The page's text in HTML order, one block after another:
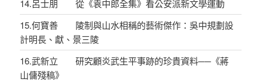
14.呂士朋 從《袁中郎全集》看公安派新文學運動
15.何寶善 陵制與山水相稱的藝術傑作：吳中規劃設
計明長、獻、景三陵
16.武新立 研究顧炎武生平事跡的珍貴資料──《蔣
山傭殘稿》